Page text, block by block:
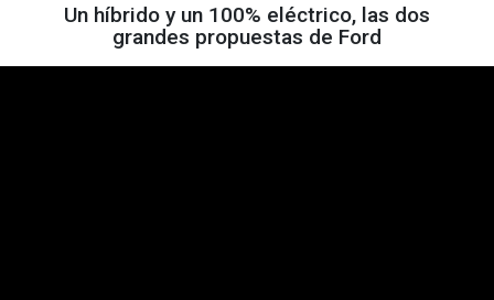
Un híbrido y un 100% eléctrico, las dos
grandes propuestas de Ford